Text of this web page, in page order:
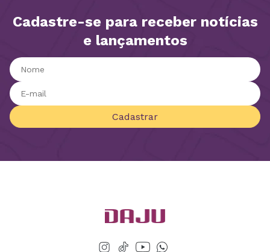
Cadastre-se para receber notícias
e lançamentos
Cadastrar